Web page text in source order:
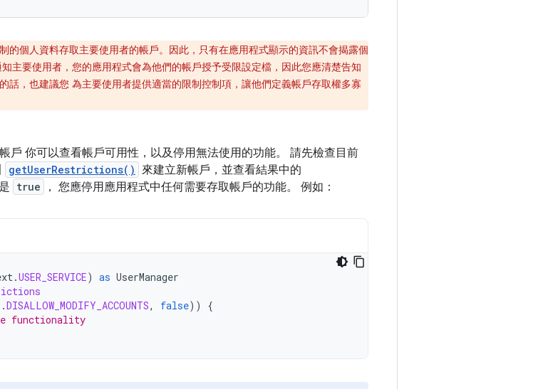
的個人資料存取主要使用者的帳戶。因此，只有在應用程式顯示的資訊不會揭露個
主要使用者，您的應用程式會為他們的帳戶授予受限設定檔，因此您應清楚告知
話，也建議您 為主要使用者提供適當的限制控制項，讓他們定義帳戶存取權多寡
戶 你可以查看帳戶可用性，以及停用無法使用的功能。 請先檢查目前
getUserRestrictions() 來建立新帳戶，並查看結果中的
true ， 您應停用應用程式中任何需要存取帳戶的功能。 例如：
.USER_SERVICE) as UserManager
.DISALLOW_MODIFY_ACCOUNTS, false))
{
functionality